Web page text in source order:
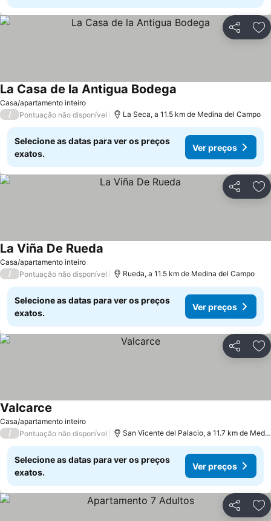
Partilhar
Casa/apartamento inteiro
La Casa de la Antigua Bodega
/ Pontuação não disponível La Seca, a 11.5 km de Medina del Campo
Selecione as datas para ver os preços
exatos.
Ver preços
Partilhar
Casa/apartamento inteiro
La Viña De Rueda
/ Pontuação não disponível Rueda, a 11.5 km de Medina del Campo
Selecione as datas para ver os preços
exatos.
Ver preços
Partilhar
Casa/apartamento inteiro
Valcarce
/ Pontuação não disponível San Vicente del Palacio, a 11.7 km de
Selecione as datas para ver os preços
exatos.
Ver preços
Partilhar